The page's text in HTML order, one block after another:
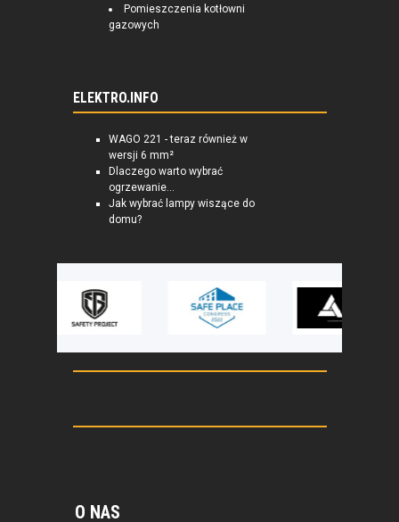
Pomieszczenia kotłowni
gazowych
ELEKTRO.INFO
WAGO 221 - teraz również w
wersji 6 mm²
Dlaczego warto wybrać
ogrzewanie...
Jak wybrać lampy wiszące do
domu?
O NAS